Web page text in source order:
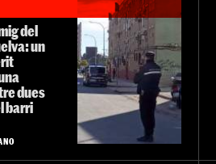
del
un
dues
barri